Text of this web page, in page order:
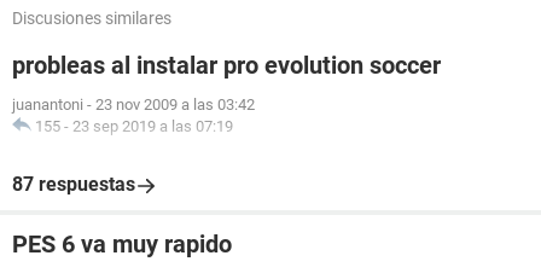
Discusiones similares
probleas al instalar pro evolution soccer
juanantoni - 23 nov 2009 a las 03:42
155 - 23 sep 2019 a las 07:19
87 respuestas
PES 6 va muy rapido